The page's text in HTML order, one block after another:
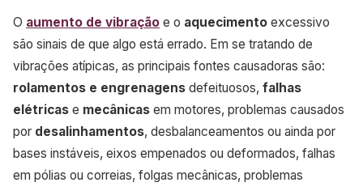
O aumento de vibração e o aquecimento excessivo
são sinais de que algo está errado. Em se tratando de
vibrações atípicas, as principais fontes causadoras são:
rolamentos e engrenagens defeituosos, falhas
elétricas e mecânicas em motores, problemas causados
por desalinhamentos, desbalanceamentos ou ainda por
bases instáveis, eixos empenados ou deformados, falhas
em pólias ou correias, folgas mecânicas, problemas